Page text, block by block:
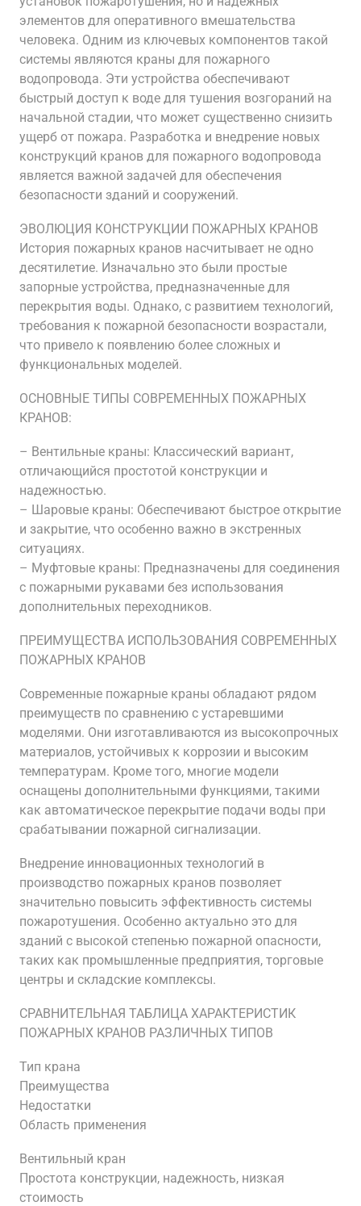
элементов для оперативного вмешательства
человека. Одним из ключевых компонентов такой
системы являются краны для пожарного
водопровода. Эти устройства обеспечивают
быстрый доступ к воде для тушения возгораний на
начальной стадии, что может существенно снизить
ущерб от пожара. Разработка и внедрение новых
конструкций кранов для пожарного водопровода
является важной задачей для обеспечения
безопасности зданий и сооружений.
ЭВОЛЮЦИЯ КОНСТРУКЦИИ ПОЖАРНЫХ КРАНОВ
История пожарных кранов насчитывает не одно
десятилетие. Изначально это были простые
запорные устройства, предназначенные для
перекрытия воды. Однако, с развитием технологий,
требования к пожарной безопасности возрастали,
что привело к появлению более сложных и
функциональных моделей.
ОСНОВНЫЕ ТИПЫ СОВРЕМЕННЫХ ПОЖАРНЫХ
КРАНОВ:
– Вентильные краны: Классический вариант,
отличающийся простотой конструкции и
надежностью.
– Шаровые краны: Обеспечивают быстрое открытие
и закрытие, что особенно важно в экстренных
ситуациях.
– Муфтовые краны: Предназначены для соединения
с пожарными рукавами без использования
дополнительных переходников.
ПРЕИМУЩЕСТВА ИСПОЛЬЗОВАНИЯ СОВРЕМЕННЫХ
ПОЖАРНЫХ КРАНОВ
Современные пожарные краны обладают рядом
преимуществ по сравнению с устаревшими
моделями. Они изготавливаются из высокопрочных
материалов, устойчивых к коррозии и высоким
температурам. Кроме того, многие модели
оснащены дополнительными функциями, такими
как автоматическое перекрытие подачи воды при
срабатывании пожарной сигнализации.
Внедрение инновационных технологий в
производство пожарных кранов позволяет
значительно повысить эффективность системы
пожаротушения. Особенно актуально это для
зданий с высокой степенью пожарной опасности,
таких как промышленные предприятия, торговые
центры и складские комплексы.
СРАВНИТЕЛЬНАЯ ТАБЛИЦА ХАРАКТЕРИСТИК
ПОЖАРНЫХ КРАНОВ РАЗЛИЧНЫХ ТИПОВ
Тип крана
Преимущества
Недостатки
Область применения
Вентильный кран
Простота конструкции, надежность, низкая
стоимость